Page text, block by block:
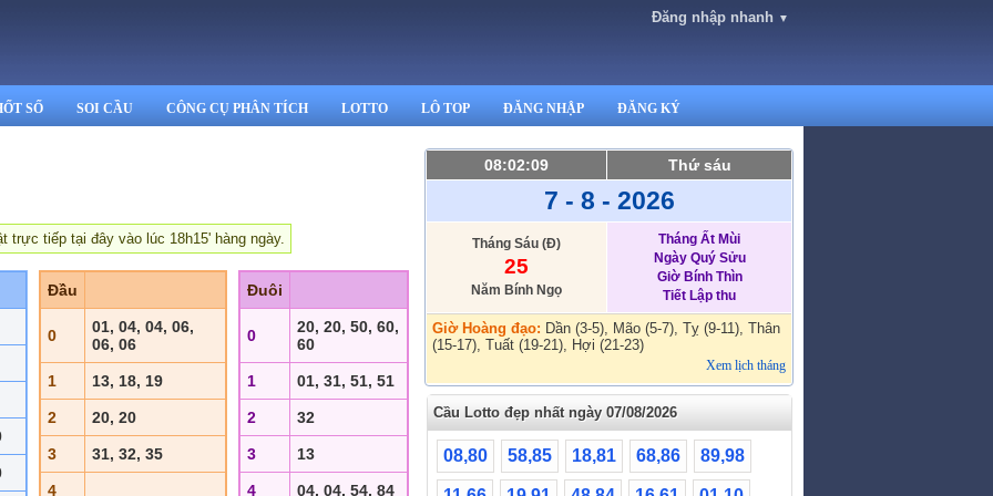
Đăng nhập nhanh ▼
SỐ SOI CẦU CÔNG CỤ PHÂN TÍCH LOTTO LÔ TOP ĐĂNG NHẬP ĐĂNG KÝ
tiếp tại đây vào lúc 18h15' hàng ngày.
Đầu
0
01, 04, 04, 06,
06, 06
1 13, 18, 19
2 20, 20
3 31, 32, 35
4
Đuôi
0
20, 20, 50, 60,
60
1 01, 31, 51, 51
2 32
3 13
4 04, 04, 54, 84
08:02:10 Thứ sáu
7 - 8 - 2026
Tháng Sáu (Đ)
25
Năm Bính Ngọ
Tháng Ất Mùi
Ngày Quý Sửu
Giờ Bính Thìn
Tiết Lập thu
Giờ Hoàng đạo: Dần (3-5), Mão (5-7), Tỵ (9-11), Thân
(15-17), Tuất (19-21), Hợi (21-23)
Xem lịch tháng
Cầu Lotto đẹp nhất ngày 07/08/2026
08,80 58,85 18,81 68,86 89,98